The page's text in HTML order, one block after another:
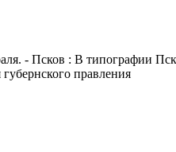
- Псков : В типографии
правления